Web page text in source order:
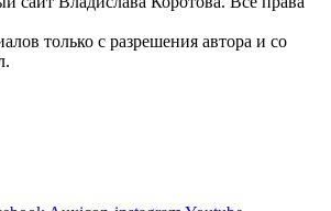
только с разрешения автора и со